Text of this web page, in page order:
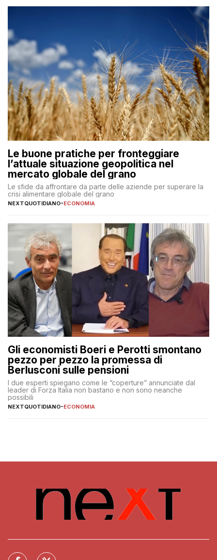
Le buone pratiche per fronteggiare
l’attuale situazione geopolitica nel
mercato globale del grano
Le sfide da affrontare da parte delle aziende per superare la
crisi alimentare globale del grano
NEXTQUOTIDIANO-ECONOMIA
Gli economisti Boeri e Perotti smontano
pezzo per pezzo la promessa di
Berlusconi sulle pensioni
I due esperti spiegano come le “coperture” annunciate dal
leader di Forza Italia non bastano e non sono neanche
possibili
NEXTQUOTIDIANO-ECONOMIA